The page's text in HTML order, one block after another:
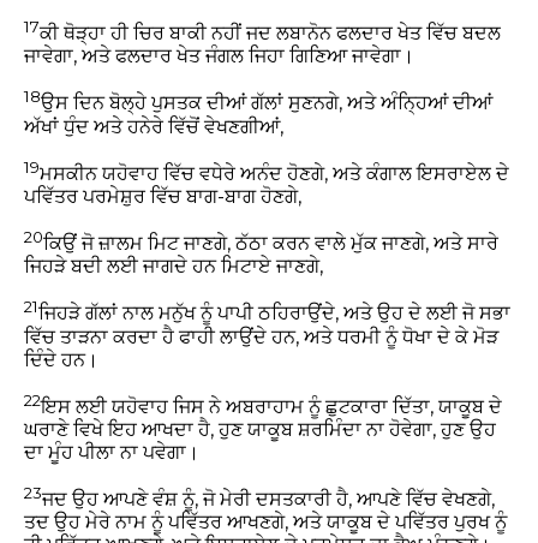
17ਕੀ ਥੋੜ੍ਹਾ ਹੀ ਚਿਰ ਬਾਕੀ ਨਹੀਂ ਜਦ ਲਬਾਨੋਨ ਫਲਦਾਰ ਖੇਤ ਵਿੱਚ ਬਦਲ
ਜਾਵੇਗਾ, ਅਤੇ ਫਲਦਾਰ ਖੇਤ ਜੰਗਲ ਜਿਹਾ ਗਿਣਿਆ ਜਾਵੇਗਾ।
18ਉਸ ਦਿਨ ਬੋਲ੍ਹੇ ਪੁਸਤਕ ਦੀਆਂ ਗੱਲਾਂ ਸੁਣਨਗੇ, ਅਤੇ ਅੰਨ੍ਹਿਆਂ ਦੀਆਂ
ਅੱਖਾਂ ਧੁੰਦ ਅਤੇ ਹਨੇਰੇ ਵਿੱਚੋਂ ਵੇਖਣਗੀਆਂ,
19ਮਸਕੀਨ ਯਹੋਵਾਹ ਵਿੱਚ ਵਧੇਰੇ ਅਨੰਦ ਹੋਣਗੇ, ਅਤੇ ਕੰਗਾਲ ਇਸਰਾਏਲ ਦੇ
ਪਵਿੱਤਰ ਪਰਮੇਸ਼ੁਰ ਵਿੱਚ ਬਾਗ-ਬਾਗ ਹੋਣਗੇ,
20ਕਿਉਂ ਜੋ ਜ਼ਾਲਮ ਮਿਟ ਜਾਣਗੇ, ਠੱਠਾ ਕਰਨ ਵਾਲੇ ਮੁੱਕ ਜਾਣਗੇ, ਅਤੇ ਸਾਰੇ
ਜਿਹੜੇ ਬਦੀ ਲਈ ਜਾਗਦੇ ਹਨ ਮਿਟਾਏ ਜਾਣਗੇ,
21ਜਿਹੜੇ ਗੱਲਾਂ ਨਾਲ ਮਨੁੱਖ ਨੂੰ ਪਾਪੀ ਠਹਿਰਾਉਂਦੇ, ਅਤੇ ਉਹ ਦੇ ਲਈ ਜੋ ਸਭਾ
ਵਿੱਚ ਤਾੜਨਾ ਕਰਦਾ ਹੈ ਫਾਹੀ ਲਾਉਂਦੇ ਹਨ, ਅਤੇ ਧਰਮੀ ਨੂੰ ਧੋਖਾ ਦੇ ਕੇ ਮੋੜ
ਦਿੰਦੇ ਹਨ।
22ਇਸ ਲਈ ਯਹੋਵਾਹ ਜਿਸ ਨੇ ਅਬਰਾਹਾਮ ਨੂੰ ਛੁਟਕਾਰਾ ਦਿੱਤਾ, ਯਾਕੂਬ ਦੇ
ਘਰਾਣੇ ਵਿਖੇ ਇਹ ਆਖਦਾ ਹੈ, ਹੁਣ ਯਾਕੂਬ ਸ਼ਰਮਿੰਦਾ ਨਾ ਹੋਵੇਗਾ, ਹੁਣ ਉਹ
ਦਾ ਮੂੰਹ ਪੀਲਾ ਨਾ ਪਵੇਗਾ।
23ਜਦ ਉਹ ਆਪਣੇ ਵੰਸ਼ ਨੂੰ, ਜੋ ਮੇਰੀ ਦਸਤਕਾਰੀ ਹੈ, ਆਪਣੇ ਵਿੱਚ ਵੇਖਣਗੇ,
ਤਦ ਉਹ ਮੇਰੇ ਨਾਮ ਨੂੰ ਪਵਿੱਤਰ ਆਖਣਗੇ, ਅਤੇ ਯਾਕੂਬ ਦੇ ਪਵਿੱਤਰ ਪੁਰਖ ਨੂੰ